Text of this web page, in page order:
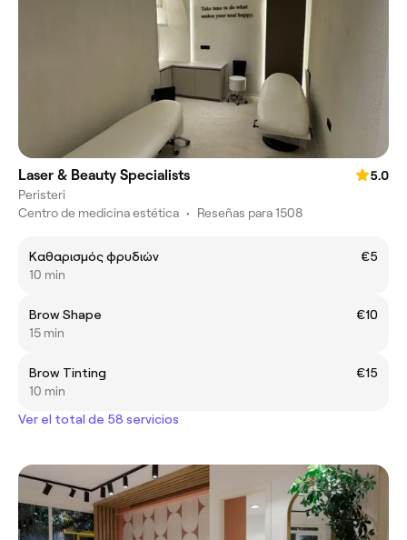
Laser & Beauty Specialists
5.0
Peristeri
Centro de medicina estética • Reseñas para 1508
Καθαρισμός φρυδιών
€5
10 min
Brow Shape
€10
15 min
Brow Tinting
€15
10 min
Ver el total de 58 servicios